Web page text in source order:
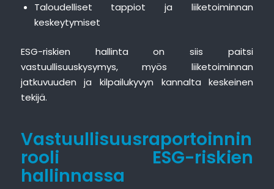
Taloudelliset tappiot ja liiketoiminnan
keskeytymiset
ESG-riskien hallinta on siis paitsi
vastuullisuuskysymys, myös liiketoiminnan
jatkuvuuden ja kilpailukyvyn kannalta keskeinen
tekijä.
Vastuullisuusraportoinnin
rooli ESG-riskien
hallinnassa